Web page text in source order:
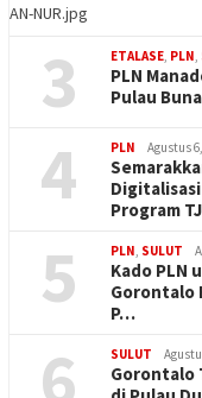
AN-NUR.jpg
3 ETALASE PLN
PLN
Pulau
4 PLN Agustus
Program
5 PLN SULUT
Kado PLN
Gorontalo
P…
6 SULUT
Gorontalo